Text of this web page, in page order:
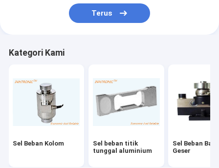
skala konveyor rol
Peralatan Pengisian Statis
Printer Inkjet TIJ
Terus
Kategori Kami
Sel Beban Kolom
Sel beban titik
tunggal aluminium
Sel Beban
Geser